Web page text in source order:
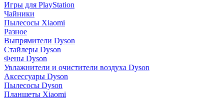
Игры для PlayStation
Чайники
Пылесосы Xiaomi
Разное
Выпрямители Dyson
Стайлеры Dyson
Фены Dyson
Увлажнители и очистители воздуха Dyson
Аксессуары Dyson
Пылесосы Dyson
Планшеты Xiaomi